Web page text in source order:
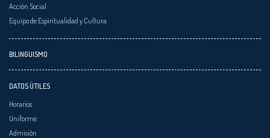
Acción Social
Equipo de Espiritualidad y Cultura
BILINGUISMO
DATOS ÚTILES
Horarios
Uniforme
Admisión